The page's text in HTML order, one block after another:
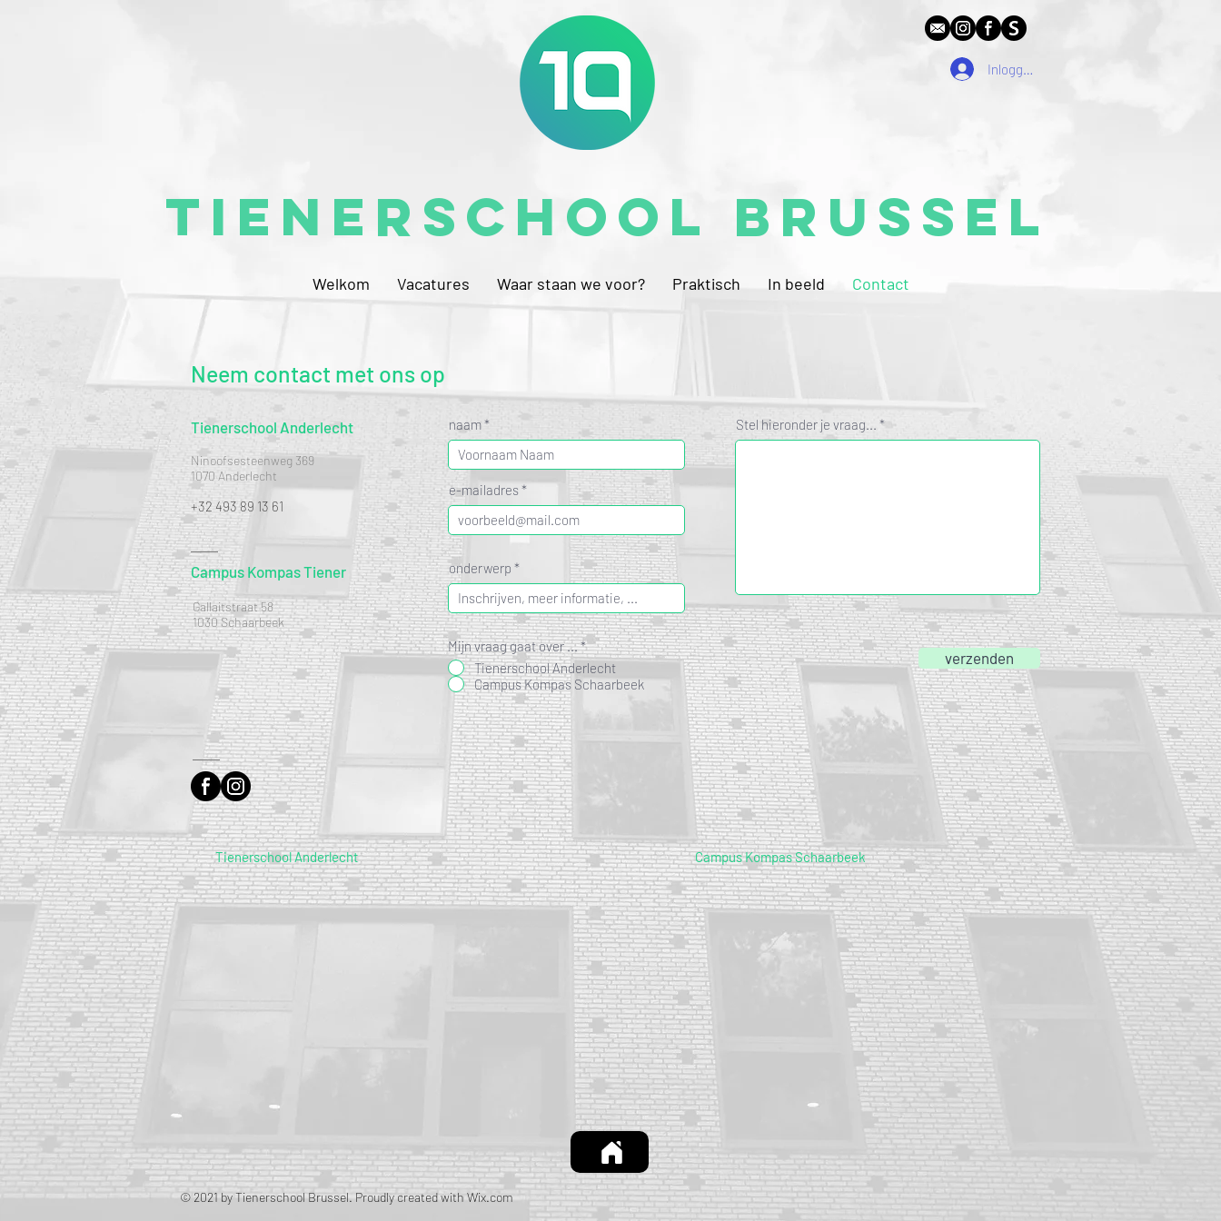
Inloggen
Tienerschool Brussel
Welkom Vacatures Waar staan we voor? Praktisch In beeld Contact
Neem contact met ons op
Tienerschool Anderlecht
Ninoofsesteenweg 369
1070 Anderlecht
+32 493 89 13 61
Campus Kompas Tiener
Gallaitstraat 58
1030 Schaarbeek
naam
e-mailadres
onderwerp
Stel hieronder je vraag...
Mijn vraag gaat over ...*
Tienerschool Anderlecht
Campus Kompas Schaarbeek
verzenden
Tienerschool Anderlecht Campus Kompas Schaarbeek
© 2021 by Tienerschool Brussel. Proudly created with Wix.com